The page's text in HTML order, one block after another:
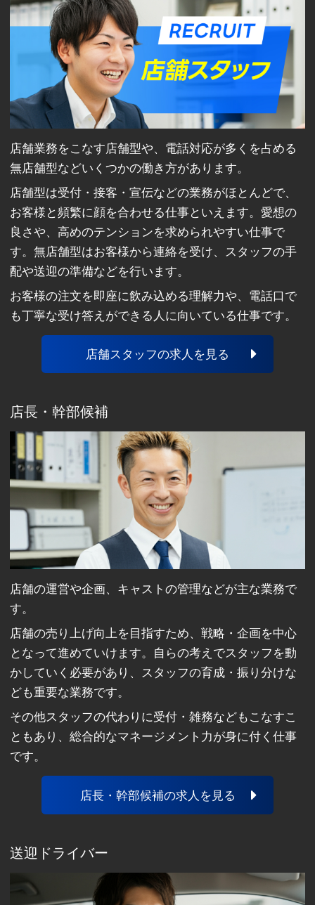
店舗業務をこなす店舗型や、電話対応が多くを占める
無店舗型などいくつかの働き方があります。
店舗型は受付・接客・宣伝などの業務がほとんどで、
お客様と頻繁に顔を合わせる仕事といえます。愛想の
良さや、高めのテンションを求められやすい仕事で
す。無店舗型はお客様から連絡を受け、スタッフの手
配や送迎の準備などを行います。
お客様の注文を即座に飲み込める理解力や、電話口で
も丁寧な受け答えができる人に向いている仕事です。
店舗スタッフの求人を見る
店長・幹部候補
店舗の運営や企画、キャストの管理などが主な業務で
す。
店舗の売り上げ向上を目指すため、戦略・企画を中心
となって進めていけます。自らの考えでスタッフを動
かしていく必要があり、スタッフの育成・振り分けな
ども重要な業務です。
その他スタッフの代わりに受付・雑務などもこなすこ
ともあり、総合的なマネージメント力が身に付く仕事
です。
店長・幹部候補の求人を見る
送迎ドライバー